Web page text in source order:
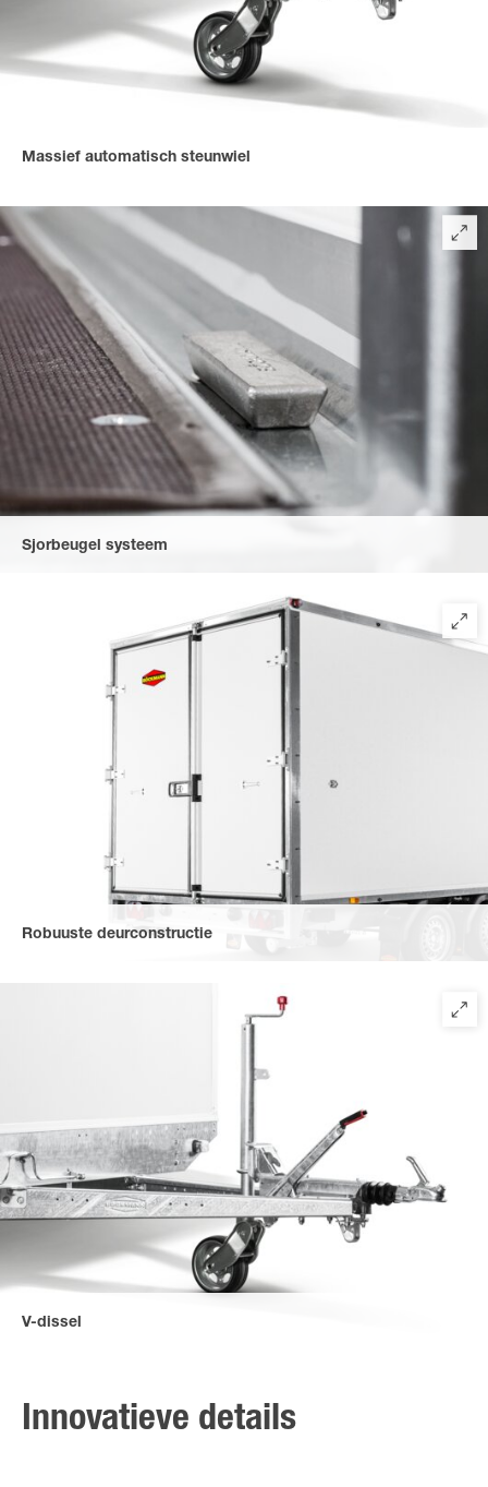
Massief automatisch steunwiel
Sjorbeugel systeem
vergrendelen en ligt gelijk met de bodemplaat als het niet in
gebruik is. Afhankelijk van de grootte van de gesloten
aanhangwagen varieert het aantal sjorbeugels tussen 6 en 8
stuks. Belastbaar tot 400 dAN. Verdere sjorbeugels kunnen
achteraf als toebehoren worden gemonteerd.
Robuuste deurconstructie
met een afsluitbare 1 of 2- vleugeldeur (afhankelijk van het
model) en extra versteviging aan de binnenzijde. De deur wordt
vastgezet met een aanslag aan de zijkant van de gesloten
beschermt tegen vocht.
V-dissel
onderhouden is - voor een lange levensduur van uw trailer.
Innovatieve details